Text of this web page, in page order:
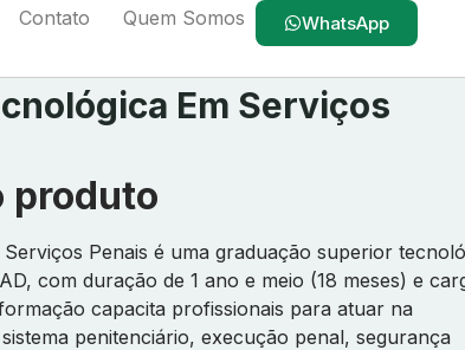
Contato Quem Somos WhatsApp
Em Serviços
produto
Penais é uma graduação superior
com duração de 1 ano e meio (18 meses) e
capacita profissionais para atuar na
penitenciário, execução penal, segurança